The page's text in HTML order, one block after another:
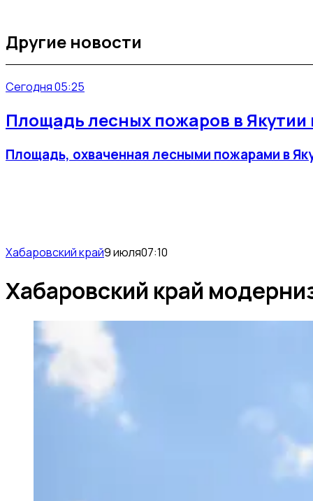
Другие новости
Сегодня 05:25
Площадь лесных пожаров в Якутии
Площадь, охваченная лесными пожарами в
Хабаровский край9 июля07:10
Хабаровский край